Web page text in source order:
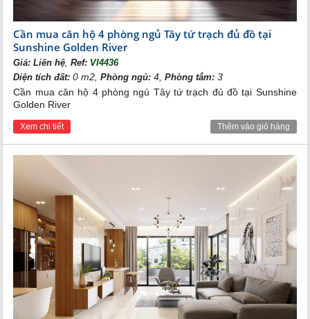
Cần mua căn hộ 4 phòng ngủ Tây tứ trạch đủ đồ tại
Sunshine Golden River
Giá:Liên hệ ,Ref: VI4436
Diện tích đất: 0 m2,Phòng ngủ: 4,Phòng tắm: 3
Cần mua căn hộ 4 phòng ngủ Tây tứ trạch đủ đồ tại Sunshine
Golden River
Xem chi tiết Thêm vào giỏ hàng